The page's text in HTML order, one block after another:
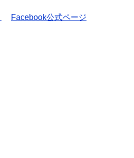
Facebook公式ページ